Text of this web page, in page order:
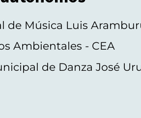
de Música Luis
Ambientales - CEA
de Danza José